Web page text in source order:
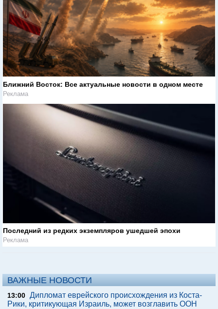
Ближний Восток: Все актуальные новости в одном месте
Реклама
Последний из редких экземпляров ушедшей эпохи
Реклама
ВАЖНЫЕ НОВОСТИ
13:00 Дипломат еврейского происхождения из Коста-
Рики, критикующая Израиль, может возглавить ООН